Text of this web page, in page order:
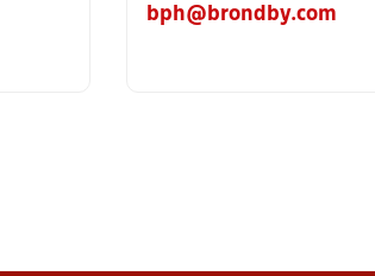
bph@brondby.com